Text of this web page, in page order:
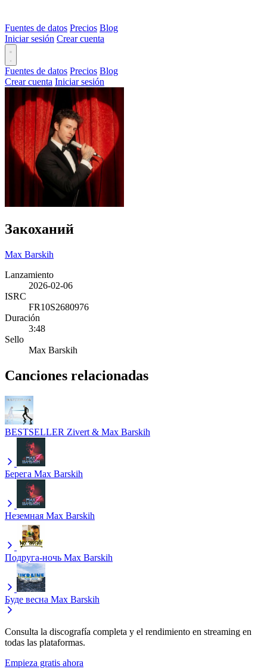
Fuentes de datos Precios Blog
Iniciar sesión Crear cuenta
Fuentes de datos Precios Blog
Crear cuenta Iniciar sesión
Закоханий
Max Barskih
Lanzamiento
2026-02-06
ISRC
FR10S2680976
Duración
3:48
Sello
Max Barskih
Canciones relacionadas
BESTSELLER Zivert & Max Barskih
Берега Max Barskih
Неземная Max Barskih
Подруга-ночь Max Barskih
Буде весна Max Barskih
Consulta la discografía completa y el rendimiento en streaming en
todas las plataformas.
Empieza gratis ahora